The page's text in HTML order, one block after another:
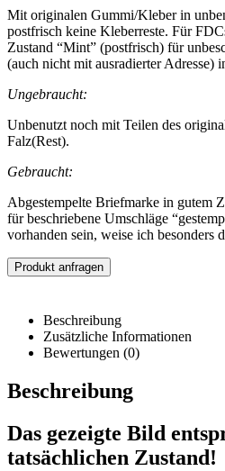
Mit originalen Gummi/Kleber in
postfrisch keine Kleberreste. Für
Zustand “Mint” (postfrisch) für
(auch nicht mit ausradierter Adresse)
Ungebraucht:
Unbenutzt noch mit Teilen des
Falz(Rest).
Gebraucht:
Abgestempelte Briefmarke in gutem
für beschriebene Umschläge
vorhanden sein, weise ich besonders
Produkt anfragen
Beschreibung
Zusätzliche Informationen
Bewertungen (0)
Beschreibung
Das gezeigte Bild
tatsächlichen Zustand!